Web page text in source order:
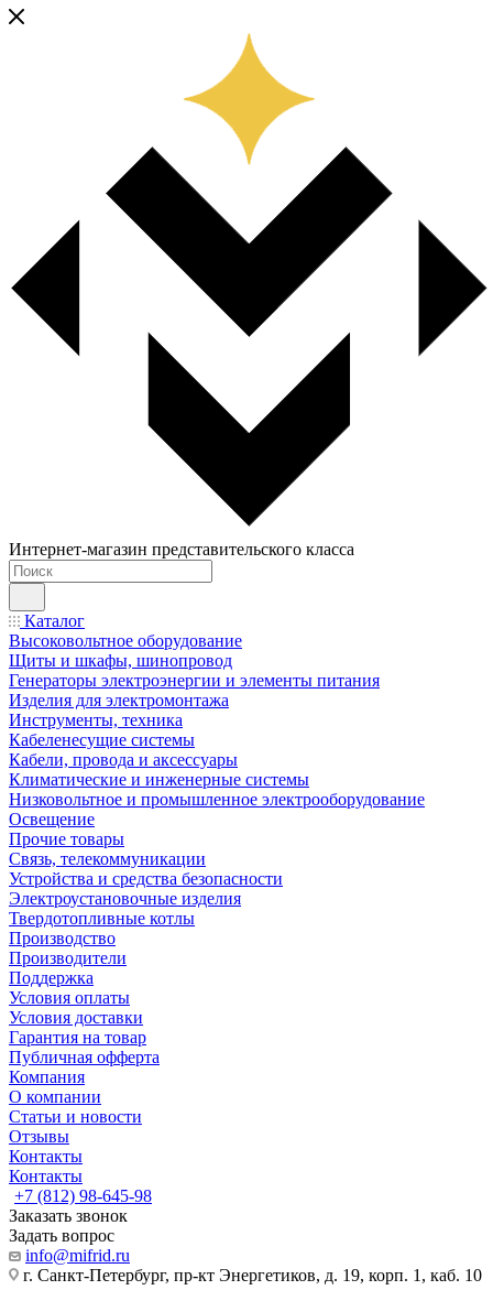
Интернет-магазин представительского класса
Каталог
Высоковольтное оборудование
Щиты и шкафы, шинопровод
Генераторы электроэнергии и элементы питания
Изделия для электромонтажа
Инструменты, техника
Кабеленесущие системы
Кабели, провода и аксессуары
Климатические и инженерные системы
Низковольтное и промышленное электрооборудование
Освещение
Прочие товары
Связь, телекоммуникации
Устройства и средства безопасности
Электроустановочные изделия
Твердотопливные котлы
Производство
Производители
Поддержка
Условия оплаты
Условия доставки
Гарантия на товар
Публичная офферта
Компания
О компании
Статьи и новости
Отзывы
Контакты
Контакты
+7 (812) 98-645-98
Заказать звонок
Задать вопрос
info@mifrid.ru
г. Санкт-Петербург, пр-кт Энергетиков, д. 19, корп. 1, каб. 10